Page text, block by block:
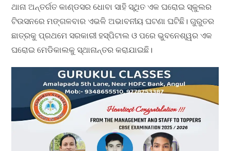
ଥାନା ଅନ୍ତର୍ଗତ କାଣ୍ଡସର ଧୋବା ସାହି ସ୍ଥିତ ଏକ ଘରୋଇ ସ୍କୁଲର
ଟିଉସନରେ ମଙ୍ଗଳବାର ଏଭଳି ଅଭାବନୀୟ ଘଟଣା ଘଟିଛି। ଗୁରୁତର
ଛାତ୍ରକୁ ପ୍ରଥମେ ସରକାରୀ ହସ୍ପିଟାଲ ଓ ପରେ ଭୁବନେଶ୍ୱର ଏକ
ଘରୋଇ ମେଡିକାଲକୁ ସ୍ଥାନାନ୍ତର କରାଯାଇଛି।